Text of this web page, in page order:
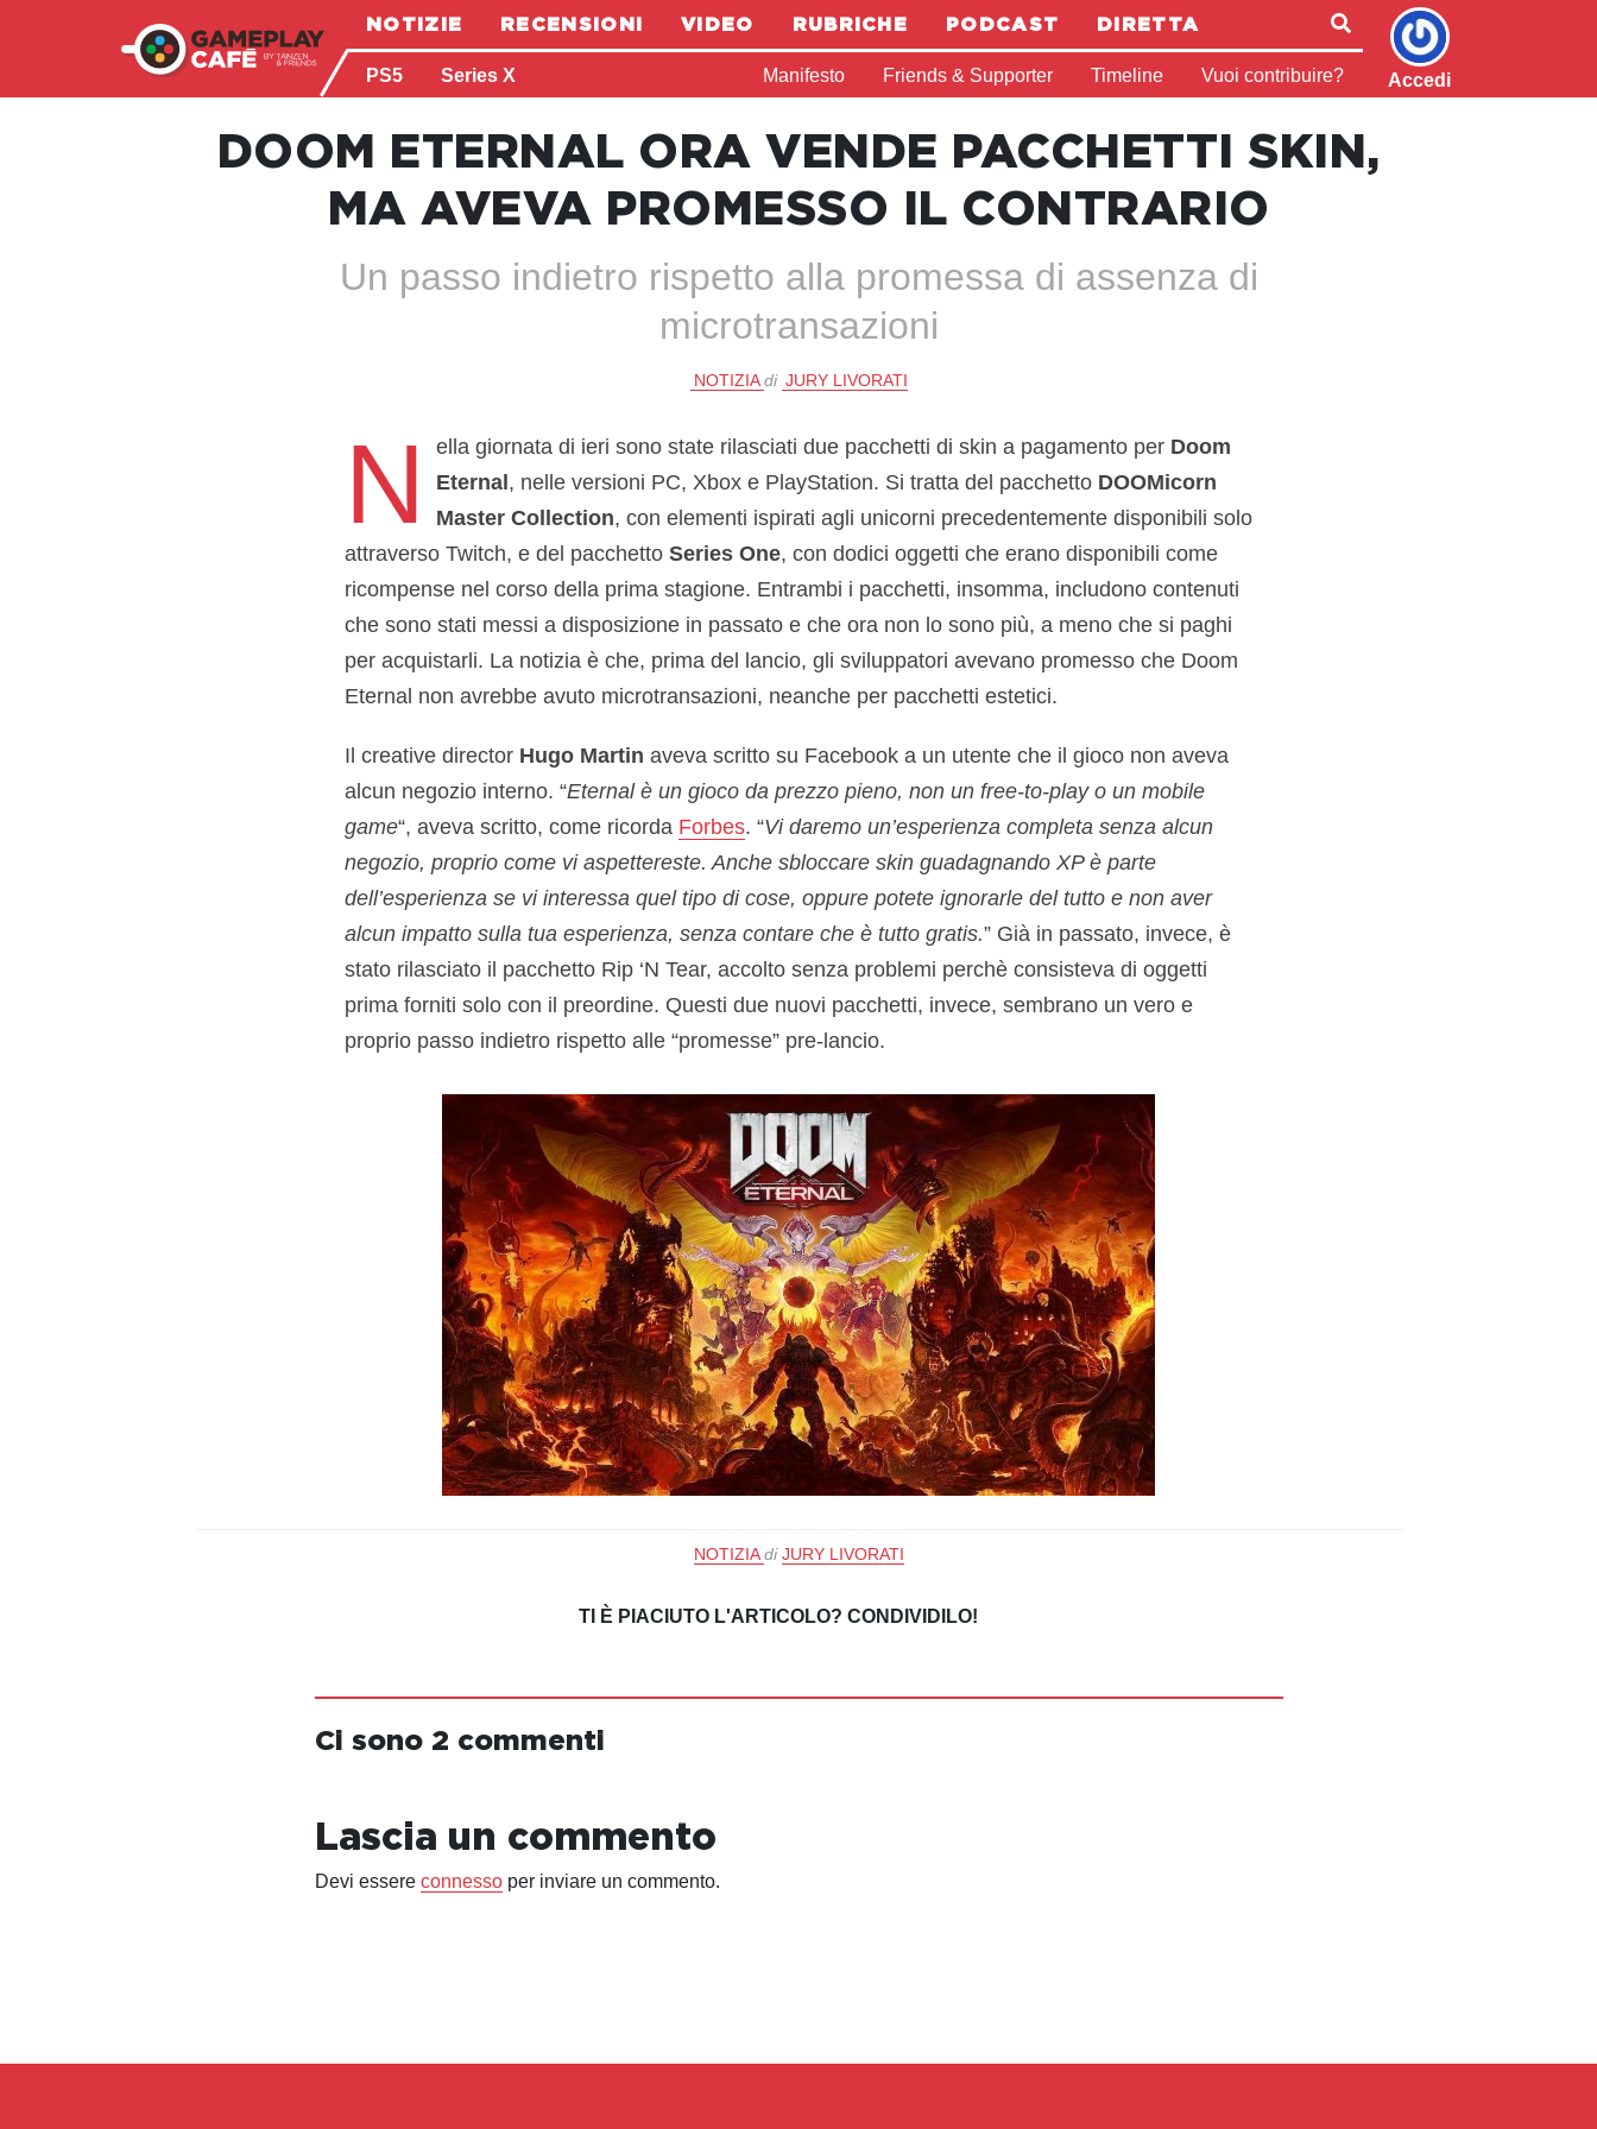
NOTIZIE RECENSIONI VIDEO RUBRICHE PODCAST DIRETTA
PS5 Series X Manifesto Friends & Supporter Timeline Vuoi contribuire? Accedi
DOOM ETERNAL ORA VENDE PACCHETTI SKIN,
MA AVEVA PROMESSO IL CONTRARIO
Un passo indietro rispetto alla promessa di assenza di
microtransazioni
NOTIZIA di JURY LIVORATI
N ella giornata di ieri sono state rilasciati due pacchetti di skin a pagamento per Doom
Eternal , nelle versioni PC, Xbox e PlayStation. Si tratta del pacchetto DOOMicorn
Master Collection, con elementi ispirati agli unicorni precedentemente disponibili solo
attraverso Twitch, e del pacchetto Series One, con dodici oggetti che erano disponibili come
ricompense nel corso della prima stagione. Entrambi i pacchetti, insomma, includono contenuti
che sono stati messi a disposizione in passato e che ora non lo sono più, a meno che si paghi
per acquistarli. La notizia è che, prima del lancio, gli sviluppatori avevano promesso che Doom
Eternal non avrebbe avuto microtransazioni, neanche per pacchetti estetici.
Il creative director Hugo Martin aveva scritto su Facebook a un utente che il gioco non aveva
alcun negozio interno. “Eternal è un gioco da prezzo pieno, non un free-to-play o un mobile
game“, aveva scritto, come ricorda Forbes. “Vi daremo un’esperienza completa senza alcun
negozio, proprio come vi aspettereste. Anche sbloccare skin guadagnando XP è parte
dell’esperienza se vi interessa quel tipo di cose, oppure potete ignorarle del tutto e non aver
alcun impatto sulla tua esperienza, senza contare che è tutto gratis.” Già in passato, invece, è
stato rilasciato il pacchetto Rip ‘N Tear, accolto senza problemi perchè consisteva di oggetti
prima forniti solo con il preordine. Questi due nuovi pacchetti, invece, sembrano un vero e
proprio passo indietro rispetto alle “promesse” pre-lancio.
NOTIZIA di JURY LIVORATI
TI È PIACIUTO L'ARTICOLO? CONDIVIDILO!
Ci sono 2 commenti
Lascia un commento
Devi essere connessoper inviare un commento.